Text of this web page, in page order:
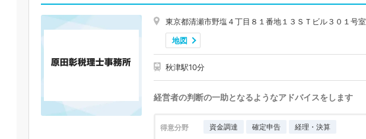
東京都清瀬市野塩４丁目８１番地１３ＳＴビル３０１号室
地図
秋津駅10分
経営者の判断の一助となるようなアドバイスをします
得意分野 資金調達 確定申告 経理・決算